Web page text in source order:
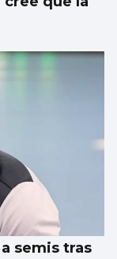
semis tras